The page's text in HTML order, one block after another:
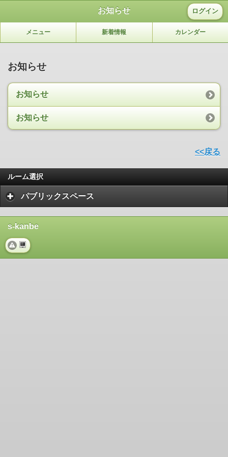
お知らせ ログイン
メニュー 新着情報 カレンダー
お知らせ
お知らせ
お知らせ
<<戻る
ルーム選択
パブリックスペース
s-kanbe